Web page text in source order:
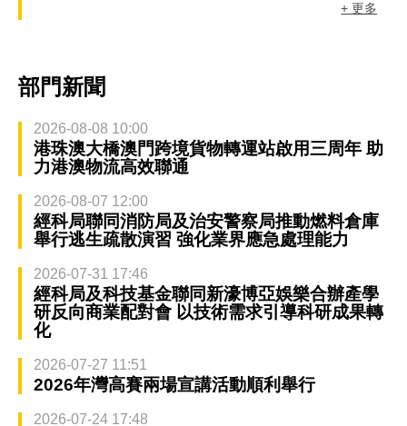
+ 更多
部門新聞
2026-08-08 10:00
港珠澳大橋澳門跨境貨物轉運站啟用三周年 助
力港澳物流高效聯通
2026-08-07 12:00
經科局聯同消防局及治安警察局推動燃料倉庫
舉行逃生疏散演習 強化業界應急處理能力
2026-07-31 17:46
經科局及科技基金聯同新濠博亞娛樂合辦產學
研反向商業配對會 以技術需求引導科研成果轉
化
2026-07-27 11:51
2026年灣高賽兩場宣講活動順利舉行
2026-07-24 17:48